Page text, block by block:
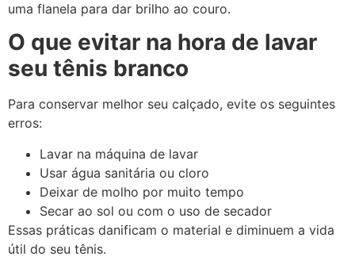
uma flanela para dar brilho ao couro.
O que evitar na hora de lavar
seu tênis branco
Para conservar melhor seu calçado, evite os seguintes
erros:
Lavar na máquina de lavar
Usar água sanitária ou cloro
Deixar de molho por muito tempo
Secar ao sol ou com o uso de secador
Essas práticas danificam o material e diminuem a vida
útil do seu tênis.